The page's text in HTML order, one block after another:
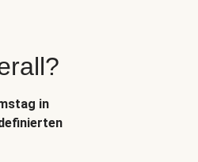
in